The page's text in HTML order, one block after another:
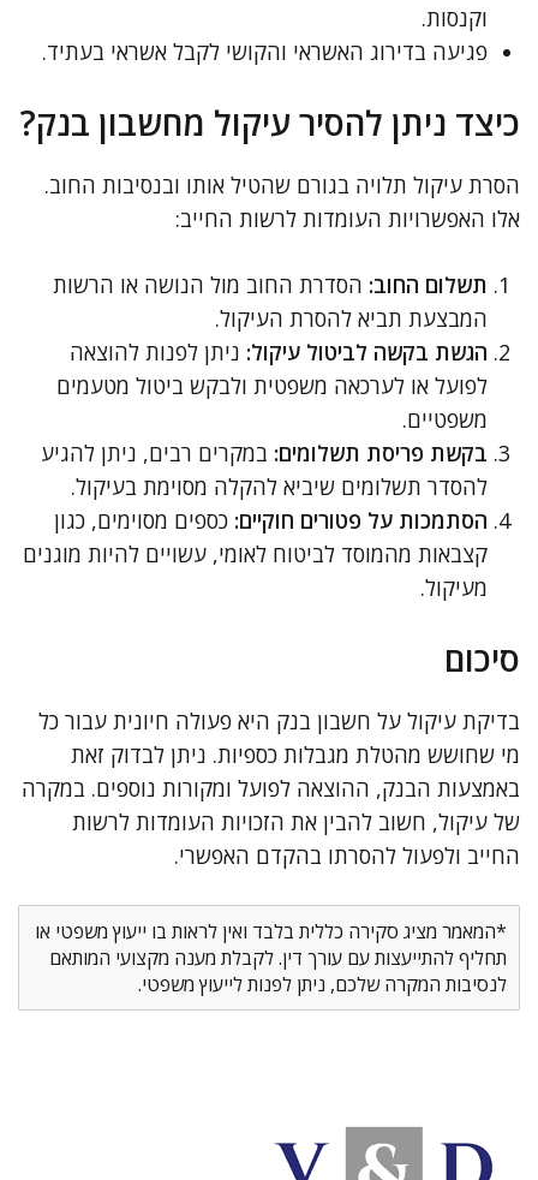
וקנסות.
פגיעה בדירוג האשראי והקושי לקבל אשראי בעתיד.
כיצד ניתן להסיר עיקול מחשבון בנק?
הסרת עיקול תלויה בגורם שהטיל אותו ובנסיבות החוב.
אלו האפשרויות העומדות לרשות החייב:
תשלום החוב: הסדרת החוב מול הנושה או הרשות
המבצעת תביא להסרת העיקול.
הגשת בקשה לביטול עיקול: ניתן לפנות להוצאה
לפועל או לערכאה משפטית ולבקש ביטול מטעמים
משפטיים.
בקשת פריסת תשלומים: במקרים רבים, ניתן להגיע
להסדר תשלומים שיביא להקלה מסוימת בעיקול.
הסתמכות על פטורים חוקיים: כספים מסוימים, כגון
קצבאות מהמוסד לביטוח לאומי, עשויים להיות מוגנים
מעיקול.
סיכום
בדיקת עיקול על חשבון בנק היא פעולה חיונית עבור כל
מי שחושש מהטלת מגבלות כספיות. ניתן לבדוק זאת
באמצעות הבנק, ההוצאה לפועל ומקורות נוספים. במקרה
של עיקול, חשוב להבין את הזכויות העומדות לרשות
החייב ולפעול להסרתו בהקדם האפשרי.
*המאמר מציג סקירה כללית בלבד ואין לראות בו ייעוץ משפטי או
תחליף להתייעצות עם עורך דין. לקבלת מענה מקצועי המותאם
לנסיבות המקרה שלכם, ניתן לפנות לייעוץ משפטי.